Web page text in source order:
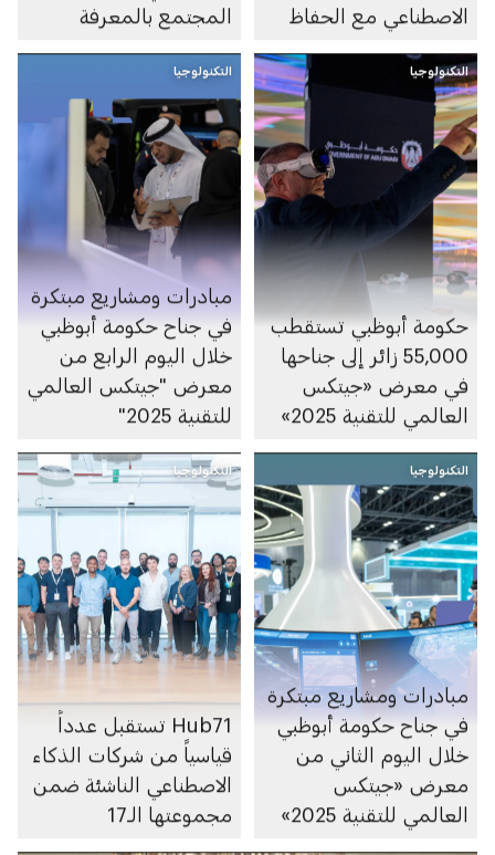
الاصطناعي مع الحفاظ
الكاملة
المجتمع بالمعرفة
الاصطناعي
التكنولوجيا
حكومة أبوظبي تستقطب
55,000 زائر إلى جناحها
في معرض «جيتكس
العالمي للتقنية 2025»
التكنولوجيا
مبادرات ومشاريع مبتكرة
في جناح حكومة أبوظبي
خلال اليوم الرابع من
معرض "جيتكس العالمي
للتقنية 2025"
التكنولوجيا
مبادرات ومشاريع مبتكرة
في جناح حكومة أبوظبي
خلال اليوم الثاني من
معرض «جيتكس
العالمي للتقنية 2025»
التكنولوجيا
Hub71 تستقبل عدداً
قياسياً من شركات الذكاء
الاصطناعي الناشئة ضمن
مجموعتها الـ17